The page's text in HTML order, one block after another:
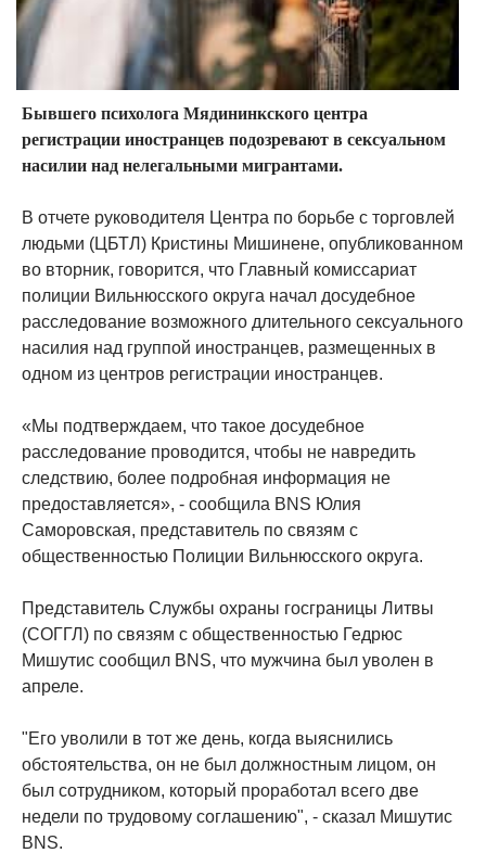
Бывшего психолога Мядининкского центра
регистрации иностранцев подозревают в сексуальном
насилии над нелегальными мигрантами.
В отчете руководителя Центра по борьбе с торговлей
людьми (ЦБТЛ) Кристины Мишинене, опубликованном
во вторник, говорится, что Главный комиссариат
полиции Вильнюсского округа начал досудебное
расследование возможного длительного сексуального
насилия над группой иностранцев, размещенных в
одном из центров регистрации иностранцев.
«Мы подтверждаем, что такое досудебное
расследование проводится, чтобы не навредить
следствию, более подробная информация не
предоставляется», - сообщила BNS Юлия
Саморовская, представитель по связям с
общественностью Полиции Вильнюсского округа.
Представитель Службы охраны госграницы Литвы
(СОГГЛ) по связям с общественностью Гедрюс
Мишутис сообщил BNS, что мужчина был уволен в
апреле.
"Его уволили в тот же день, когда выяснились
обстоятельства, он не был должностным лицом, он
был сотрудником, который проработал всего две
недели по трудовому соглашению", - сказал Мишутис
BNS.